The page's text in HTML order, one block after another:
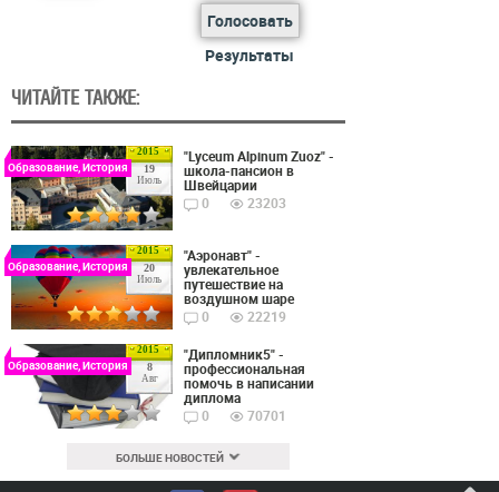
Голосовать
Результаты
ЧИТАЙТЕ ТАКЖЕ:
2015
19
Июль
Образование, История
"Lyceum Alpinum Zuoz" -
школа-пансион в
Швейцарии
0
23203
2015
20
Июль
Образование, История
"Аэронавт" -
увлекательное
путешествие на
воздушном шаре
0
22219
2015
8
Авг
Образование, История
"Дипломник5" -
профессиональная
помочь в написании
диплома
0
70701
БОЛЬШЕ НОВОСТЕЙ